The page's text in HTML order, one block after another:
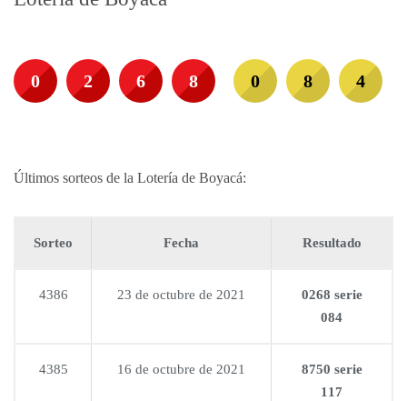
0 2 6 8 0 8 4
Últimos sorteos de la Lotería de Boyacá:
Sorteo Fecha Resultado
4386 23 de octubre de 2021
0268 serie
084
4385 16 de octubre de 2021
8750 serie
117